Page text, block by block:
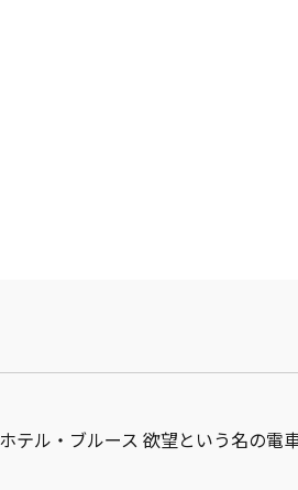
テル・ブルース 欲望という名の電